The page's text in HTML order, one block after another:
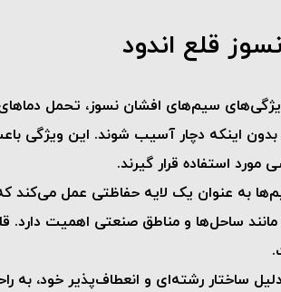
قلع اندود
اینکه دچار آسیب شوند. این ویژگی
استفاده قرار گیرند.
به عنوان یک لایه حفاظتی عمل می‌کند
مانند ساحل‌ها و مناطق صنعتی اهمیت
ساختار رشته‌ای و انعطاف‌پذیر خود،